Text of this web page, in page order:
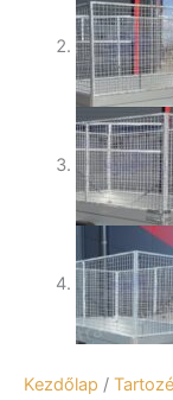
Kezdőlap /